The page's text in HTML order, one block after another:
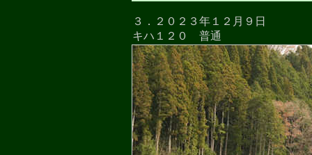
３．２０２３年１２月９日
キハ１２０ 普通